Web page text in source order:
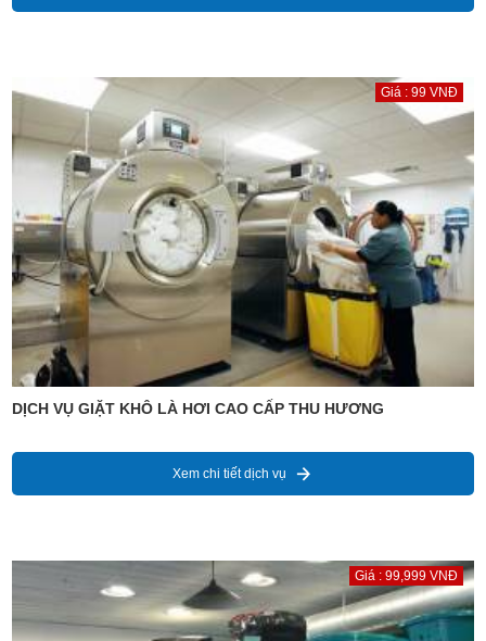
Giá : 99 VNĐ
DỊCH VỤ GIẶT KHÔ LÀ HƠI CAO CẤP THU HƯƠNG
Xem chi tiết dịch vụ
Giá : 99,999 VNĐ